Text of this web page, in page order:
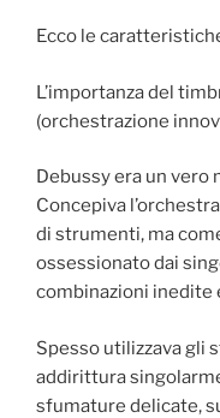
Ecco le
L’importanza del
(orchestrazione
Debussy era un vero
Concepiva
di strumenti, ma
ossessionato dai
combinazioni inedite
Spesso utilizzava gli
addirittura
sfumature delicate,